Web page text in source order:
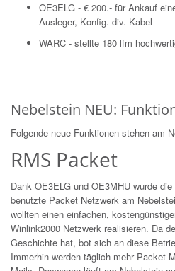
OE3ELG - € 200.- für Ankauf
Ausleger, Konfig. div. Kabel
WARC - stellte 180 lfm
Nebelstein NEU:
Folgende neue Funktionen stehen am
RMS Packet
Dank OE3ELG und OE3MHU wurde
benutzte Packet Netzwerk am
wollten einen einfachen,
Winlink2000 Netzwerk realisieren. Da
Geschichte hat, bot sich an diese
Immerhin werden täglich mehr Packet